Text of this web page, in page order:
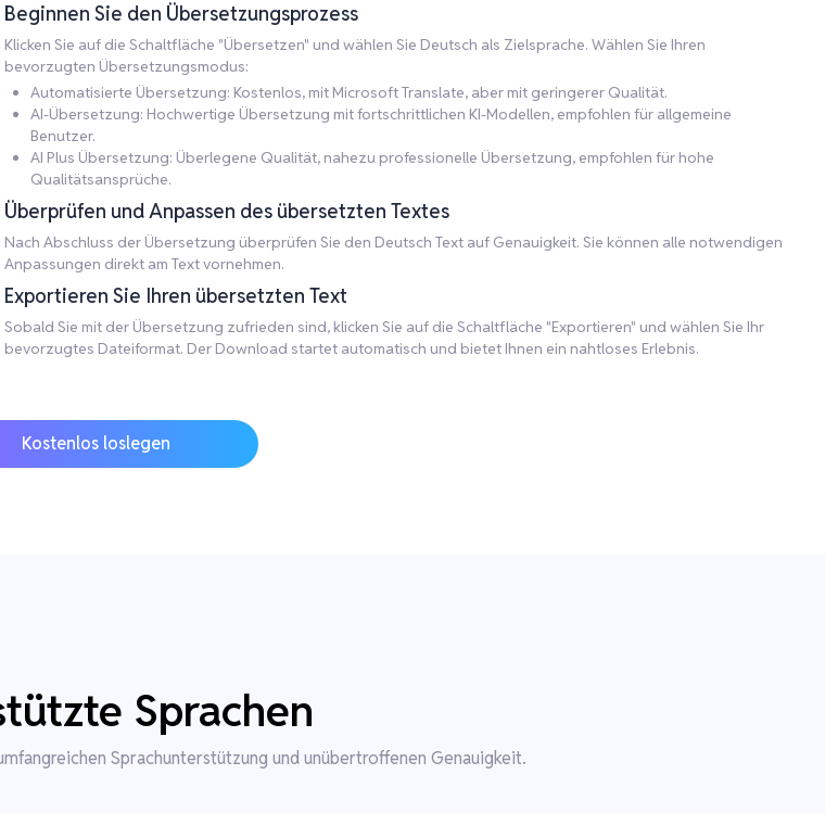
Beginnen Sie den Übersetzungsprozess
Klicken Sie auf die Schaltfläche "Übersetzen" und wählen Sie Deutsch als Zielsprache. Wählen Sie Ihren
bevorzugten Übersetzungsmodus:
Automatisierte Übersetzung: Kostenlos, mit Microsoft Translate, aber mit geringerer Qualität.
AI-Übersetzung: Hochwertige Übersetzung mit fortschrittlichen KI-Modellen, empfohlen für allgemeine
Benutzer.
AI Plus Übersetzung: Überlegene Qualität, nahezu professionelle Übersetzung, empfohlen für hohe
Qualitätsansprüche.
Überprüfen und Anpassen des übersetzten Textes
Nach Abschluss der Übersetzung überprüfen Sie den Deutsch Text auf Genauigkeit. Sie können alle notwendigen
Anpassungen direkt am Text vornehmen.
Exportieren Sie Ihren übersetzten Text
Sobald Sie mit der Übersetzung zufrieden sind, klicken Sie auf die Schaltfläche "Exportieren" und wählen Sie Ihr
bevorzugtes Dateiformat. Der Download startet automatisch und bietet Ihnen ein nahtloses Erlebnis.
Kostenlos loslegen
Sprachen
Sprachunterstützung und unübertroffenen Genauigkeit.